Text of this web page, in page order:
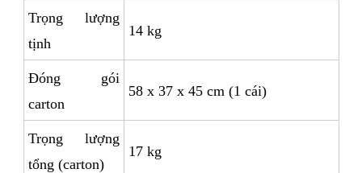
Trọng lượng
tịnh
14 kg
Đóng gói
carton
58 x 37 x 45 cm (1 cái)
Trọng lượng
tổng (carton)
17 kg